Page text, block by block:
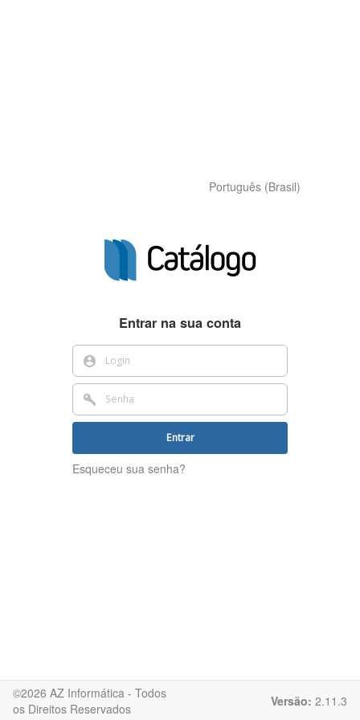
Português (Brasil)
Entrar na sua conta
Entrar
Esqueceu sua senha?
©2026 AZ Informática - Todos
os Direitos Reservados
Versão: 2.11.3